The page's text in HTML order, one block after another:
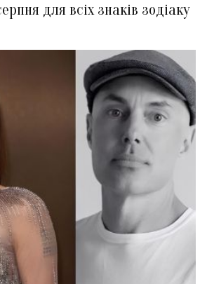
для всіх знаків зодіаку